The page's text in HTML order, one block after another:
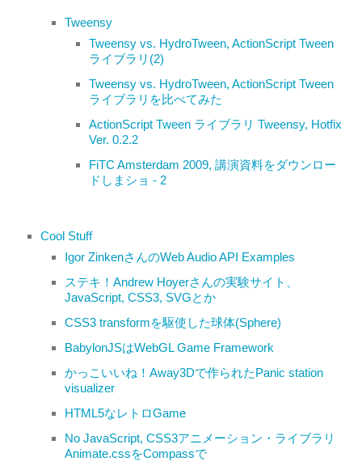
Tweensy
Tweensy vs. HydroTween, ActionScript Tween
ライブラリ(2)
Tweensy vs. HydroTween, ActionScript Tween
ライブラリを比べてみた
ActionScript Tween ライブラリ Tweensy, Hotfix
Ver. 0.2.2
FiTC Amsterdam 2009, 講演資料をダウンロー
ドしまショ - 2
Cool Stuff
Igor ZinkenさんのWeb Audio API Examples
ステキ！Andrew Hoyerさんの実験サイト、
JavaScript, CSS3, SVGとか
CSS3 transformを駆使した球体(Sphere)
BabylonJSはWebGL Game Framework
かっこいいね！Away3Dで作られたPanic station
visualizer
HTML5なレトロGame
No JavaScript, CSS3アニメーション・ライブラリ
Animate.cssをCompassで